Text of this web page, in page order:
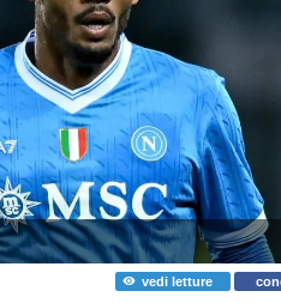
vedi letture